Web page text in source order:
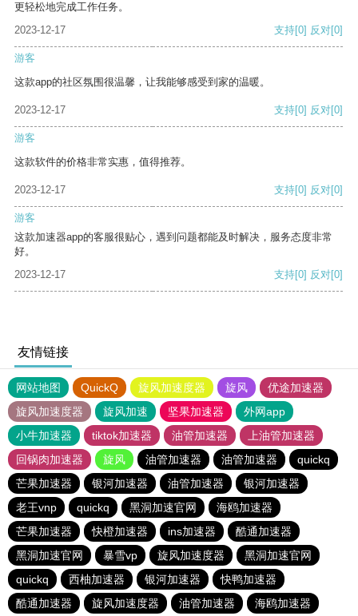
更轻松地完成工作任务。
2023-12-17
支持[0] 反对[0]
游客
这款app的社区氛围很温馨，让我能够感受到家的温暖。
2023-12-17 支持[0] 反对[0]
游客
这款软件的价格非常实惠，值得推荐。
2023-12-17 支持[0] 反对[0]
游客
这款加速器app的客服很贴心，遇到问题都能及时解决，服务态度非常
好。
2023-12-17
支持[0] 反对[0]
友情链接
网站地图 QuickQ 旋风加速度器 旋风
优途加速器
旋风加速度器
旋风加速 坚果加速器
外网app
小牛加速器
tiktok加速器 油管加速器
上油管加速器
回锅肉加速器
旋风 油管加速器 油管加速器
quickq
芒果加速器
银河加速器 油管加速器
银河加速器
老王vnp
quickq 黑洞加速官网
海鸥加速器
芒果加速器
快橙加速器 ins加速器
酷通加速器
黑洞加速官网
暴雪vp 旋风加速度器
黑洞加速官网
quickq
西柚加速器 银河加速器
快鸭加速器
酷通加速器
旋风加速度器 油管加速器 海鸥加速器